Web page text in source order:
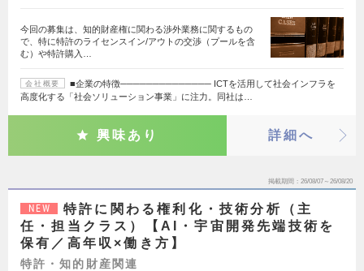
今回の募集は、知的財産権に関わる渉外業務に関するもの
で、特に特許のライセンスイン/アウトの交渉（プールを含
む）や特許購入…
会社概要
■企業の特徴────────────── ICTを活用して社会インフラを
高度化する「社会ソリューション事業」に注力。同社は…
興味あり 詳細へ
掲載期間 26/08/07～26/08/20
NEW
特許に関わる権利化・技術分析（主
任・担当クラス）【AI・宇宙開発先端技術を
保有／高年収×働き方】
特許・知的財産関連